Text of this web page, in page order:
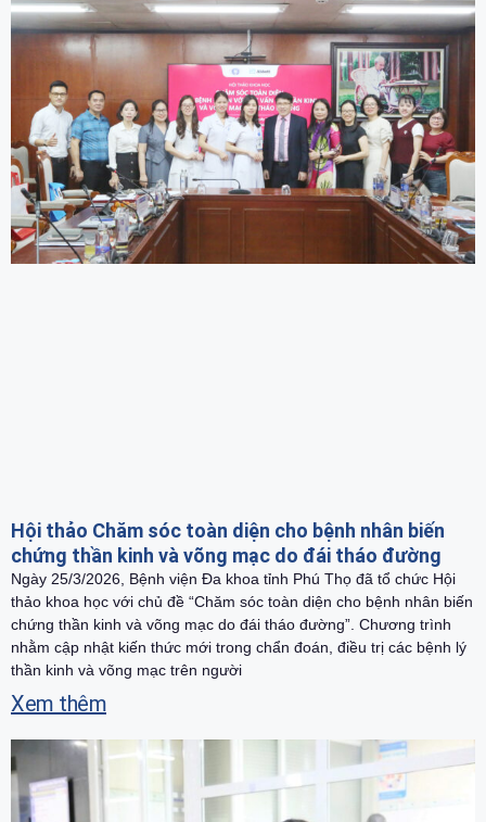
Hội thảo Chăm sóc toàn diện cho bệnh nhân biến
chứng thần kinh và võng mạc do đái tháo đường
Ngày 25/3/2026, Bệnh viện Đa khoa tỉnh Phú Thọ đã tổ chức Hội
thảo khoa học với chủ đề “Chăm sóc toàn diện cho bệnh nhân biến
chứng thần kinh và võng mạc do đái tháo đường”. Chương trình
nhằm cập nhật kiến thức mới trong chẩn đoán, điều trị các bệnh lý
thần kinh và võng mạc trên người
Xem thêm